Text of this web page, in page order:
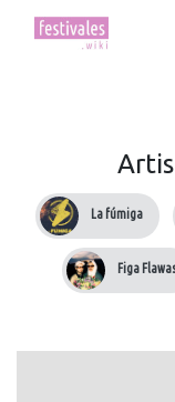
La fúmiga
Figa Flawas